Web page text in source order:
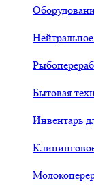
Бытовая
Инвентарь